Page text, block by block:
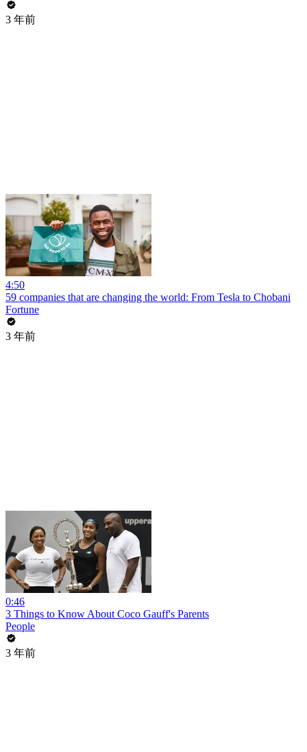
3 年前
4:50
59 companies that are changing the world: From Tesla to Chobani
Fortune
3 年前
0:46
3 Things to Know About Coco Gauff's Parents
People
3 年前